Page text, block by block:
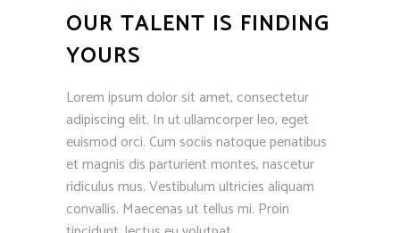
OUR TALENT IS FINDING
YOURS
Lorem ipsum dolor sit amet, consectetur
adipiscing elit. In ut ullamcorper leo, eget
euismod orci. Cum sociis natoque penatibus
et magnis dis parturient montes, nascetur
ridiculus mus. Vestibulum ultricies aliquam
convallis. Maecenas ut tellus mi. Proin